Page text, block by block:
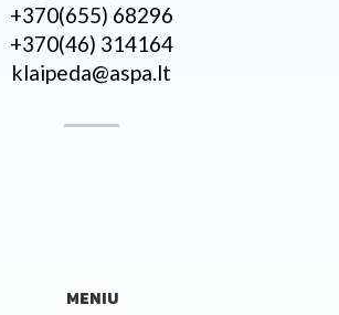
+370­(655) 68296
+370­(46) 314164
klaipeda@aspa.lt
MENIU